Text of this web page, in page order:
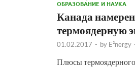
ОБРАЗОВАНИЕ И НАУКА
Канада
термоядерную
01.02.2017 - by E²nergy
Плюсы термоядерного